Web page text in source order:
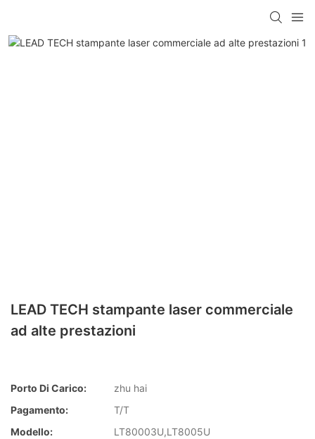
LEAD TECH stampante laser commerciale
ad alte prestazioni
Porto Di Carico:
zhu hai
Pagamento:
T/T
Modello:
LT80003U,LT8005U